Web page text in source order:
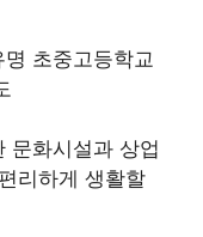
초중고등학교
문화시설과 상업
리하게 생활할